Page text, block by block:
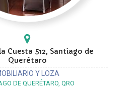
Cuesta 512, Santiago de
Querétaro
Y LOZA
DE QUERÉTARO, QRO